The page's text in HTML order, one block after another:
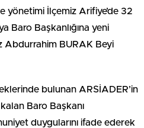
yönetimi İlçemiz Arifiye’de 32
Baro Başkanlığına yeni
Abdurrahim BURAK Beyi
bulunan ARSİADER’in
Baro Başkanı
duygularını ifade ederek